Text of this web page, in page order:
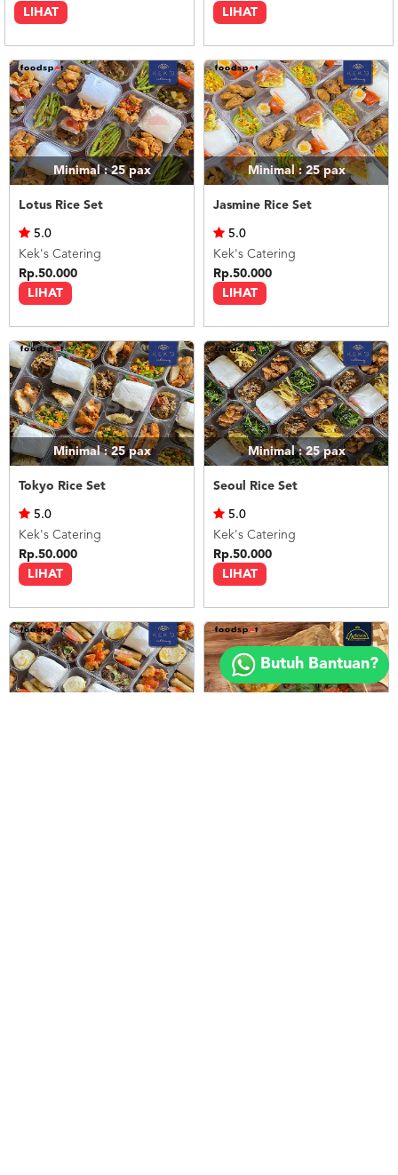
Copyright
2018
FOODSPOT.CO.ID
LIHAT LIHAT
Minimal : 25pax
Lotus Rice Set
LIHAT
5.0
Kek's Catering
Rp.50.000
Minimal : 25pax
Jasmine Rice Set
LIHAT
5.0
Kek's Catering
Rp.50.000
Minimal : 25pax
Tokyo Rice Set
LIHAT
5.0
Kek's Catering
Rp.50.000
Minimal : 25pax
Seoul Rice Set
LIHAT
5.0
Kek's Catering
Rp.50.000
Butuh Bantuan?